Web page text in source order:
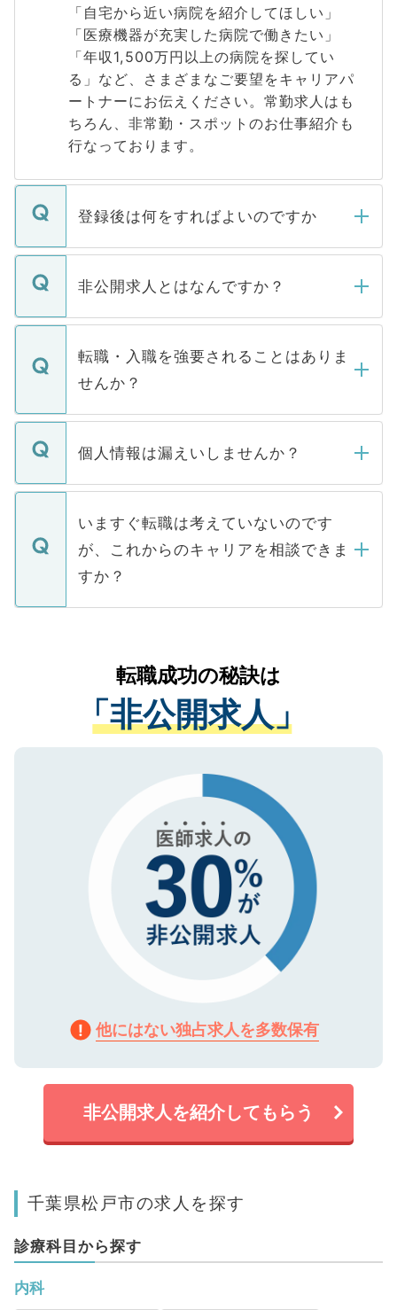
「自宅から近い病院を紹介してほしい」
「医療機器が充実した病院で働きたい」
「年収1,500万円以上の病院を探してい
る」など、さまざまなご要望をキャリアパ
ートナーにお伝えください。常勤求人はも
ちろん、非常勤・スポットのお仕事紹介も
行なっております。
登録後は何をすればよいのですか
ご登録いただきましたら、弊社担当者がご
登録内容を確認し、その後メールもしくは
ます。通常、5営業日以内にはご連絡をせて
いただきますので、しばらくお待ちくださ
い。
非公開求人とはなんですか？
マイナビDOCTORで取り扱っている求人の
うち約3割は、Webサイトからご覧いただ
けない「非公開求人」です。非公開求人は
下記の理由によって、一般には公開してい
ません。
■応募殺到を避けるため 人気のある医療機
関を公にしてしまうと、応募が殺到する場
に、医療機関が求める条件に合った人材の
みを人材紹介会社に依頼するケースが増え
ています。
転職・入職を強要されることはありま
せんか？
転職・入職を強要することは一切ありませ
ん。また、仮に応募先から内定をいただい
定を承諾する必要はありません。内定先へ
の辞退の連絡はキャリアパートナーが行い
ますので、ご安心ください。
個人情報は漏えいしませんか？
個人情報が漏えいすることはありませんの
で、ご安心ください。当サイトからの登録
などで収集したご登録者様の個人情報は、
ご本人のキャリアアップおよび転職活動の
支援を目的に使用いたします。お預かりし
ているすべての個人データはご本人の許可
は、個人情報の取り扱いについての厳密な
管理基準を満たした事業者のみに付与され
る、プライバシーマークを取得済みです。
ご登録いただいた個人情報は、SSL（デー
で、機密保持に関してもご安心ください。
いますぐ転職は考えていないのです
が、これからのキャリアを相談できま
すか？
かがいして、現在の医療機関の状況や紹介
経験をまじえながら、適切なアドバイスを
させていただきます。すぐにご転職をされ
ない方には、長期的なサポートが可能です
ので、まずはご登録ください。
転職成功の秘訣は
「非公開求人」
他にはない独占求人を多数保有
非公開求人を紹介してもらう
千葉県松戸市の求人を探す
診療科目から探す
内科